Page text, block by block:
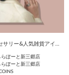
らぽーと新三郷店
らぽーと新三郷店